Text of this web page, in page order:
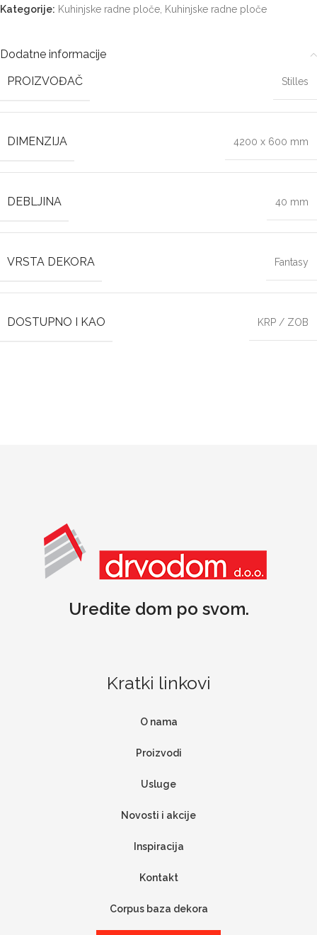
Kategorije: Kuhinjske radne ploče Kuhinjske radne ploče
Dodatne informacije
PROIZVOĐAČ
Stilles
DIMENZIJA 4200 x 600 mm
DEBLJINA 40 mm
VRSTA DEKORA Fantasy
DOSTUPNO I KAO KRP / ZOB
Uredite dom po svom.
Kratki linkovi
O nama
Proizvodi
Usluge
Novosti i akcije
Inspiracija
Kontakt
Corpus baza dekora